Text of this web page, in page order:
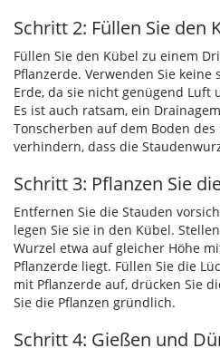
Schritt 2: Füllen Sie den
Füllen Sie den Kübel zu einem
Pflanzerde. Verwenden Sie keine
Erde, da sie nicht genügend Luft
Es ist auch ratsam, ein
Tonscherben auf dem Boden
verhindern, dass die
Schritt 3: Pflanzen Sie
Entfernen Sie die Stauden
legen Sie sie in den Kübel.
Wurzel etwa auf gleicher Höhe
Pflanzerde liegt. Füllen Sie die
mit Pflanzerde auf, drücken Sie
Sie die Pflanzen gründlich.
Schritt 4: Gießen und